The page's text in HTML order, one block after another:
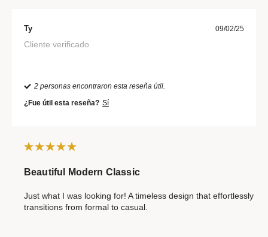
Ty 09/02/25
Cliente verificado
2 personas encontraron esta reseña útil.
¿Fue útil esta reseña? Sí
Beautiful Modern Classic
Just what I was looking for! A timeless design that effortlessly
transitions from formal to casual.